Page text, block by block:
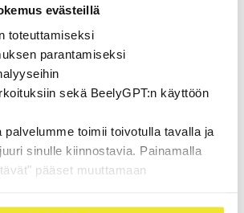
evästeillä
toteuttamiseksi
parantamiseksi
sekä BeelyGPT:n käyttöön
palvelumme toimii toivotulla tavalla ja
sinulle kiinnostavia. Painamalla
pääset muuttamaan